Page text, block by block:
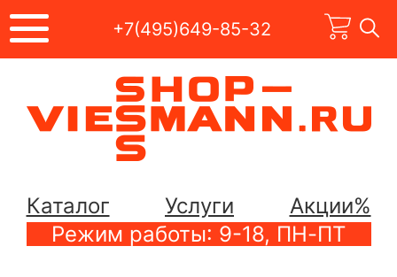
+7(495)649-85-32
Каталог Услуги
Акции%
Режим работы: 9-18, ПН-ПТ